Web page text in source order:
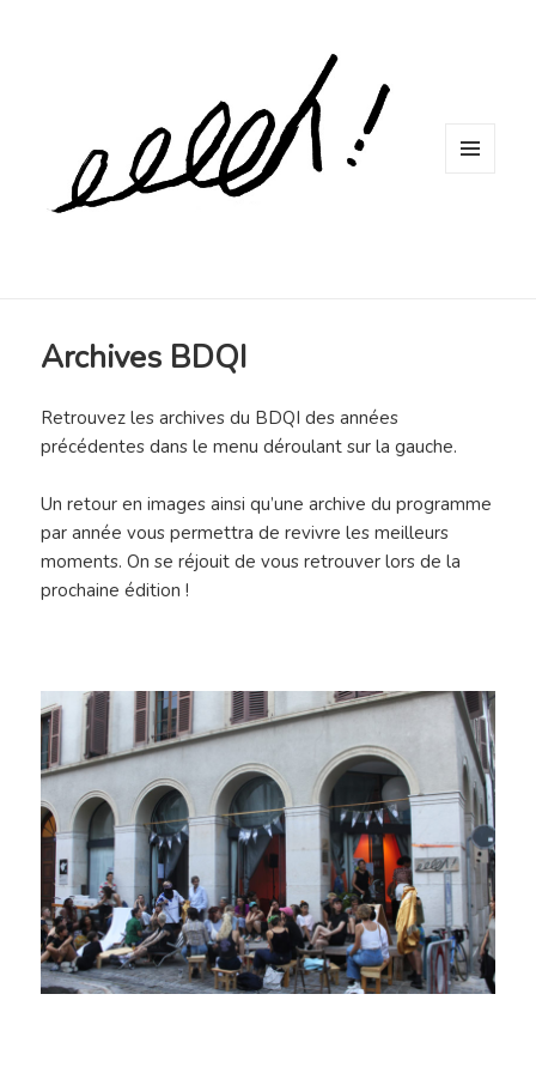
Archives BDQI
Retrouvez les archives du BDQI des années
précédentes dans le menu déroulant sur la gauche.
Un retour en images ainsi qu’une archive du programme
par année vous permettra de revivre les meilleurs
moments. On se réjouit de vous retrouver lors de la
prochaine édition !